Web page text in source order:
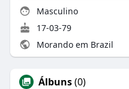
Masculino
17-03-79
Morando em Brazil
Álbuns(0)